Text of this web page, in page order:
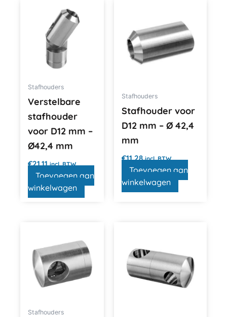
Stafhouders
Verstelbare
stafhouder
voor D12 mm –
Ø42,4 mm
€21,11 incl. BTW
Toevoegen aan
winkelwagen
Stafhouders
Stafhouder voor
D12 mm – Ø 42,4
mm
€11,28 incl. BTW
Toevoegen aan
winkelwagen
Stafhouders